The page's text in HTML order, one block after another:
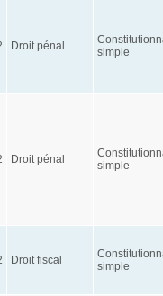
Droit pénal
simple
Droit pénal
simple
Droit fiscal
simple